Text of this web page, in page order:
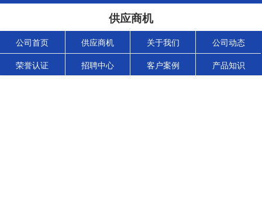
供应商机
公司首页 供应商机 关于我们 公司动态
荣誉认证 招聘中心 客户案例 产品知识